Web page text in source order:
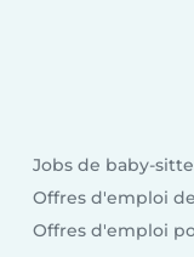
Jobs de baby-
Offres d'emploi
Offres d'emploi